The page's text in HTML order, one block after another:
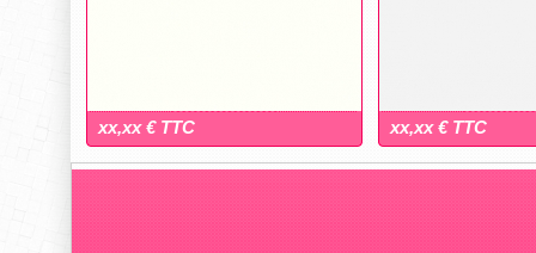
xx,xx € TTC xx,xx € TTC